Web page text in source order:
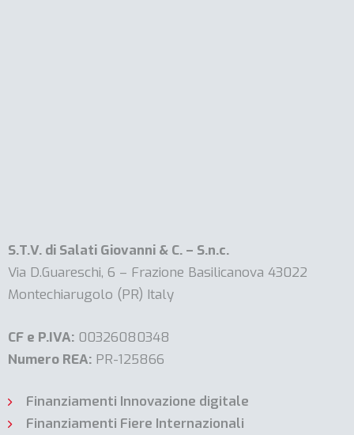
S.T.V. di Salati Giovanni & C. – S.n.c.
Via D.Guareschi, 6 – Frazione Basilicanova 43022
Montechiarugolo (PR) Italy
CF e P.IVA: 00326080348
Numero REA: PR-125866
Finanziamenti Innovazione digitale
Finanziamenti Fiere Internazionali